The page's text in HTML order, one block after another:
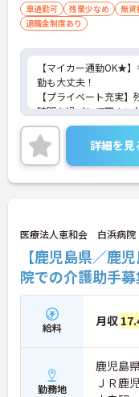
車通勤可 残業少なめ 無資
退職金制度あり
【マイカー通勤OK★
勤も大丈夫！
【プライベート充実
時間を過ごして下さい
【無資格・未経験】
けでも大丈夫！
ご興味ある方には、面
詳細をお話しいたし
い！
詳細を見
医療法人恵和会 白浜病院
【鹿児島県／鹿
院での介護助手
給料 月収
勤務地
鹿児島
ＪＲ鹿